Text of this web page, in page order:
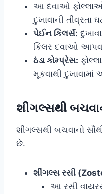
આ દવાઓ
દુખાવાની તીવ્રતા
પેઈન કિલર્સ:
કિલર દવાઓ
ઠંડા કોમ્પ્રેસ:
મૂકવાથી
શીંગલ્સથી
શીંગલ્સથી બચવાનો
છે.
શીંગલ્સ રસી
આ રસી